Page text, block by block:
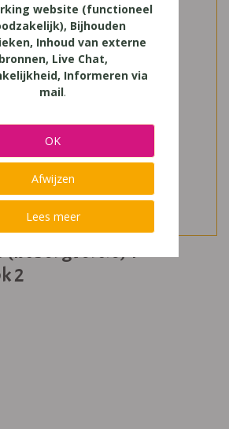
(IJsbergversie) 1
2
website (functioneel
Bijhouden
Inhoud van externe
bronnen, Live Chat,
Informeren via
mail.
OK
Afwijzen
Lees meer